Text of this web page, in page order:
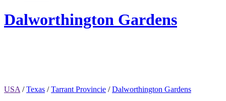
Dalworthington Gardens
USA /Texas /Tarrant Provincie /Dalworthington Gardens